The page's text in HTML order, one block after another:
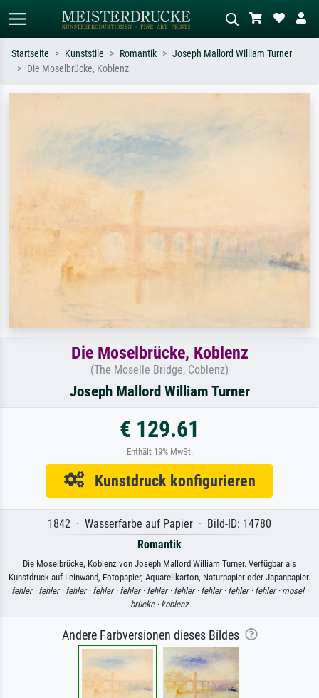
Sternennacht, Impressionismus, Welle
Ölgemälde, Stehender Akt neben einem
Startseite Kunststile Romantik
Joseph Mallord William Turner
Die Moselbrücke, Koblenz
Die Moselbrücke, Koblenz
(The Moselle Bridge, Coblenz)
Joseph Mallord William Turner
€ 129.61
Enthält 19% MwSt.
Kunstdruck konfigurieren
1842 · Wasserfarbe auf Papier · Bild-ID: 14780
Romantik
Die Moselbrücke, Koblenz von Joseph Mallord William Turner. Verfügbar als
Kunstdruck auf Leinwand, Fotopapier, Aquarellkarton, Naturpapier oder Japanpapier.
fehler · fehler · fehler · fehler · fehler · fehler · fehler · fehler · fehler · fehler · mosel ·
brücke · koblenz
Andere Farbversionen dieses Bildes